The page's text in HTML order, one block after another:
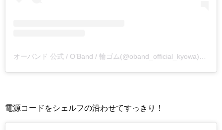
電源コードをシェルフの沿わせてすっきり！